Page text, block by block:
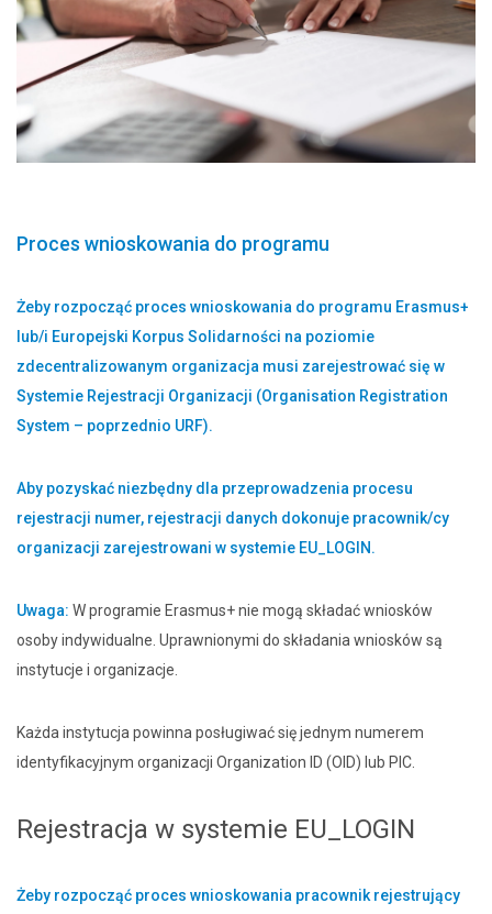
Proces wnioskowania do programu
Żeby rozpocząć proces wnioskowania do programu Erasmus+
lub/i Europejski Korpus Solidarności na poziomie
zdecentralizowanym organizacja musi zarejestrować się w
Systemie Rejestracji Organizacji (Organisation Registration
System – poprzednio URF).
Aby pozyskać niezbędny dla przeprowadzenia procesu
rejestracji numer, rejestracji danych dokonuje pracownik/cy
organizacji zarejestrowani w systemie EU_LOGIN.
Uwaga: W programie Erasmus+ nie mogą składać wniosków
osoby indywidualne. Uprawnionymi do składania wniosków są
instytucje i organizacje.
Każda instytucja powinna posługiwać się jednym numerem
identyfikacyjnym organizacji Organization ID (OID) lub PIC.
Rejestracja w systemie EU_LOGIN
Żeby rozpocząć proces wnioskowania pracownik rejestrujący